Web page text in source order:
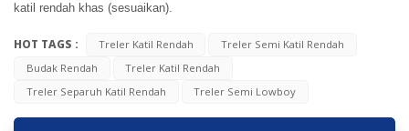
katil rendah khas (sesuaikan).
HOT TAGS : Treler Katil Rendah
Treler Semi Katil Rendah
Budak Rendah
Treler Katil Rendah
Treler Separuh Katil Rendah
Treler Semi Lowboy